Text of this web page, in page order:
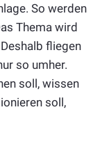
So werden
Thema wird
fliegen
so umher.
soll, wissen
soll,